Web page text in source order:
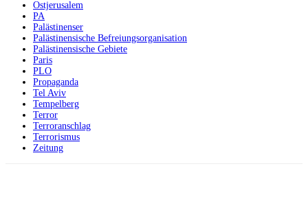
Ostjerusalem
PA
Palästinenser
Palästinensische Befreiungsorganisation
Palästinensische Gebiete
Paris
PLO
Propaganda
Tel Aviv
Tempelberg
Terror
Terroranschlag
Terrorismus
Zeitung